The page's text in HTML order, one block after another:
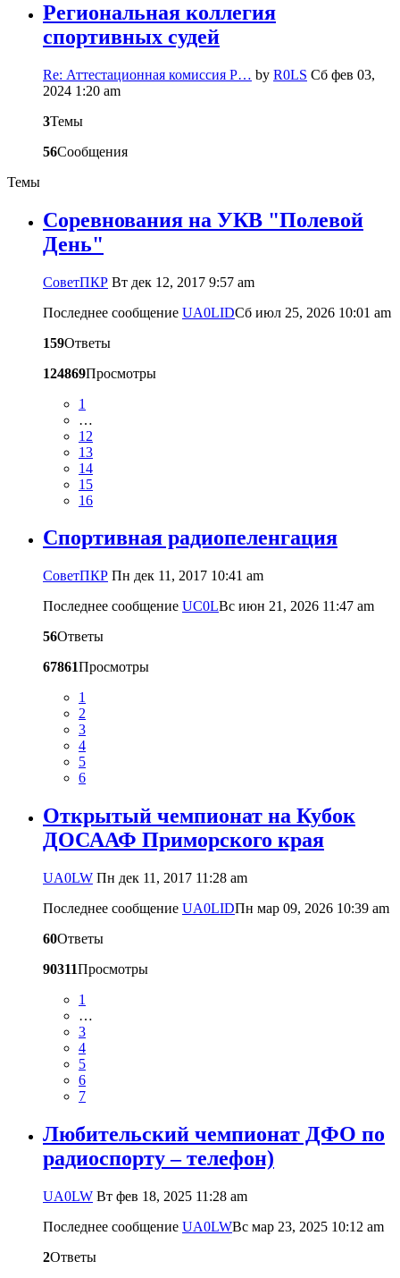
Региональная коллегия
спортивных судей
Re: Аттестационная комиссия Р… by R0LS Сб фев 03,
2024 1:20 am
3Темы
56Сообщения
Темы
Соревнования на УКВ "Полевой
День"
CоветПКР Вт дек 12, 2017 9:57 am
Последнее сообщение UA0LIDСб июл 25, 2026 10:01 am
159Ответы
124869Просмотры
1
…
12
13
14
15
16
Cпортивная радиопеленгация
CоветПКР Пн дек 11, 2017 10:41 am
Последнее сообщение UC0LВс июн 21, 2026 11:47 am
56Ответы
67861Просмотры
1
2
3
4
5
6
Открытый чемпионат на Кубок
ДОСААФ Приморского края
UA0LW Пн дек 11, 2017 11:28 am
Последнее сообщение UA0LIDПн мар 09, 2026 10:39 am
60Ответы
90311Просмотры
1
…
3
4
5
6
7
Любительский чемпионат ДФО по
радиоспорту – телефон)
UA0LW Вт фев 18, 2025 11:28 am
Последнее сообщение UA0LWВс мар 23, 2025 10:12 am
2Ответы